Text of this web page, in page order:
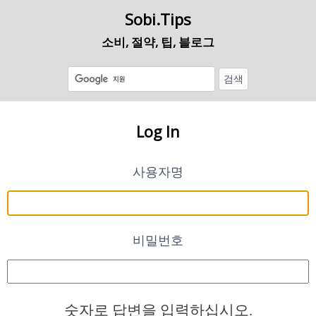
Sobi.Tips
소비, 절약, 팁, 블로그
Log In
사용자명
비밀번호
숫자로 답변을 입력하십시오.